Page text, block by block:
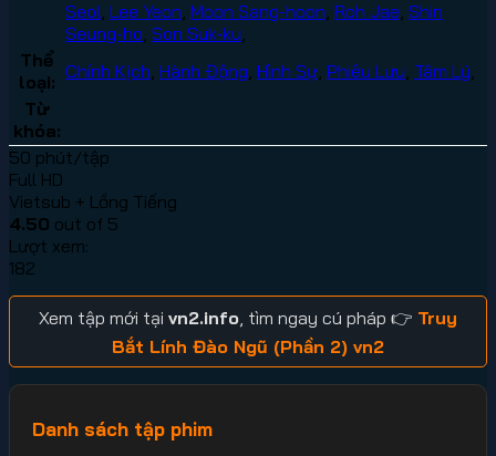
Seol Lee Yeon Moon Sang-hoon Roh Jae Shin
Seung-ho Son Suk-ku
Thể
loại: Chính Kịch Hành Động Hình Sự Phiêu Lưu Tâm Lý
Từ
khóa:
50 phút/tập
Full HD
Vietsub + Lồng Tiếng
4.50 out of 5
Lượt xem:
182
Xem tập mới tại vn2.info , tìm ngay cú pháp 👉 Truy
Bắt Lính Đào Ngũ (Phần 2) vn2
Danh sách tập phim